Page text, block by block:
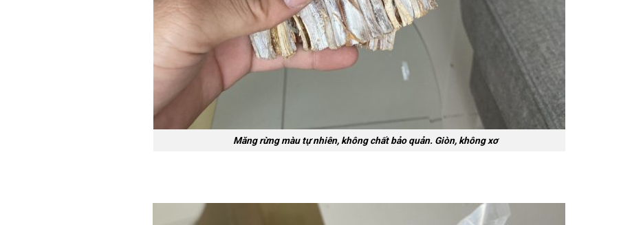
Măng rừng màu tự nhiên, không chất bảo quản. Giòn, không xơ